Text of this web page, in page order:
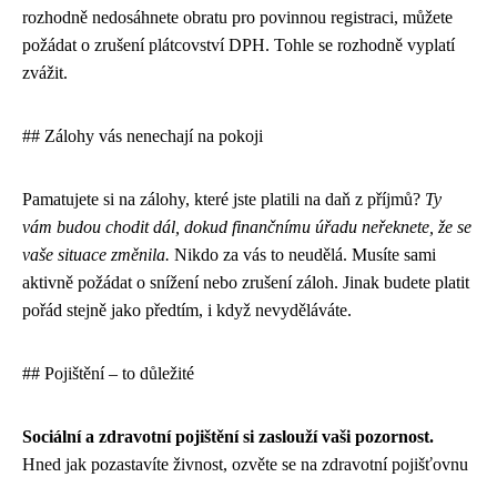
rozhodně nedosáhnete obratu pro povinnou registraci, můžete
požádat o zrušení plátcovství DPH. Tohle se rozhodně vyplatí
zvážit.
## Zálohy vás nenechají na pokoji
Pamatujete si na zálohy, které jste platili na daň z příjmů? Ty
vám budou chodit dál, dokud finančnímu úřadu neřeknete, že se
vaše situace změnila. Nikdo za vás to neudělá. Musíte sami
aktivně požádat o snížení nebo zrušení záloh. Jinak budete platit
pořád stejně jako předtím, i když nevyděláváte.
## Pojištění – to důležité
Sociální a zdravotní pojištění si zaslouží vaši pozornost.
Hned jak pozastavíte živnost, ozvěte se na zdravotní pojišťovnu